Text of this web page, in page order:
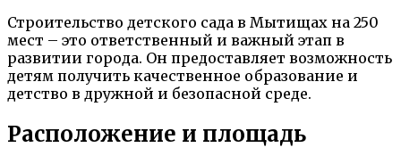
Строительство детского сада в Мытищах на 250
мест – это ответственный и важный этап в
развитии города. Он предоставляет возможность
детям получить качественное образование и
детство в дружной и безопасной среде.
Расположение и площадь